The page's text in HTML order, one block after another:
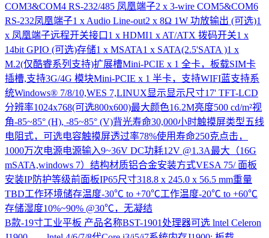
COM3&COM4 RS-232/485 凤凰端子2 x 3-wire COM5&COM6
RS-232凤凰端子1 x Audio Line-out2 x 8Ω 1W 功放输出 (可选)1
x 凤凰端子远程开关接口1 x HDMI1 x AT/ATX 拨码开关1 x
14bit GPIO (可选)存储1 x MSATA1 x SATA(2.5'SATA )1 x
M.2(仅酷睿系列支持)扩展槽Mini-PCIE x 1 全卡，板载SIM卡
插槽,支持3G/4G 模块Mini-PCIE x 1 半卡，支持WIFI蓝支持系
统Windows® 7/8/10,WES 7,LINUX显示显示尺寸17' TFT-LCD
分辨率1024x768(可选800x600)最大颜色16.2M亮度500 cd/m²视
角-85~85° (H), -85~85° (V)背光寿命30,000小时触摸屏类型五线
电阻式，可选电容触摸屏透过率78%使用寿命250克点击，
1000万次电源电源输入9~36V DC功耗12V @1.3A最大（16G
mSATA,windows 7）结构材质铝合金安装方式VESA 75/ 面板
安装IP防护等级前面板IP65尺寸318.8 x 245.0 x 56.5 mm重量
TBD工作环境储存温度-30℃ to +70℃工作温度-20℃ to +60℃
存储湿度10%~90% @30℃，无凝结
B款-19寸工业平板 产品名称BST-1901处理器可选 lntel Celeron